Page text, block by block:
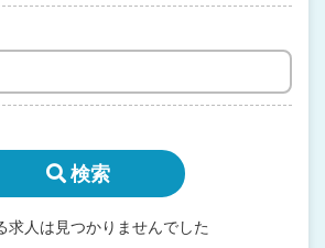
検索
求人は見つかりませんでした